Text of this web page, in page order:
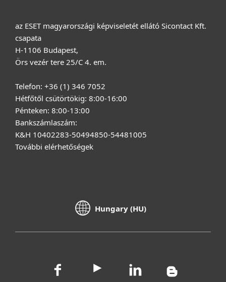
az ESET magyarországi képviseletét ellátó Sicontact Kft.
csapata
H-1106 Budapest,
Örs vezér tere 25/C 4. em.
Telefon: +36 (1) 346 7052
Hétfőtől csütörtökig: 8:00-16:00
Pénteken: 8:00-13:00
Bankszámlaszám:
K&H 10402283-50494850-54481005
További elérhetőségek
Hungary (HU)